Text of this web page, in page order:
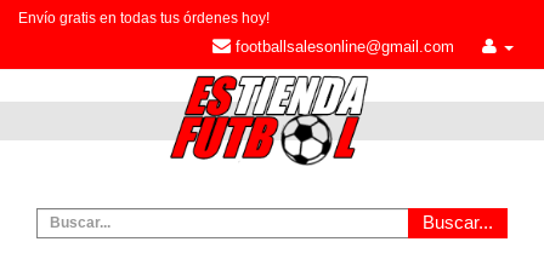
Envío gratis en todas tus órdenes hoy!
footballsalesonline@gmail.com
Buscar...